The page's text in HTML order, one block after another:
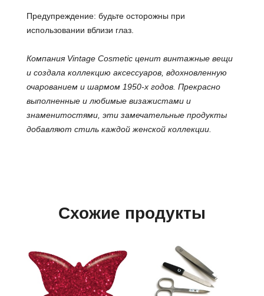
Предупреждение: будьте осторожны при
использовании вблизи глаз.
Компания Vintage Cosmetic ценит винтажные вещи
и создала коллекцию аксессуаров, вдохновленную
очарованием и шармом 1950-х годов. Прекрасно
выполненные и любимые визажистами и
знаменитостями, эти замечательные продукты
добавляют стиль каждой женской коллекции.
Схожие продукты